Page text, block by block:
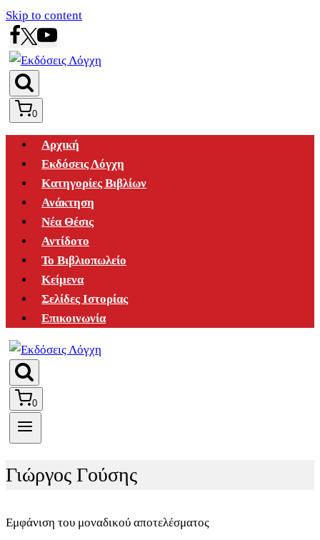
Skip to content
0
Αρχική
Εκδόσεις Λόγχη
Κατηγορίες Βιβλίων
Ανάκτηση
Νέα Θέσις
Αντίδοτο
Το Βιβλιοπωλείο
Κείμενα
Σελίδες Ιστορίας
Επικοινωνία
0
Γιώργος Γούσης
Εμφάνιση του μοναδικού αποτελέσματος